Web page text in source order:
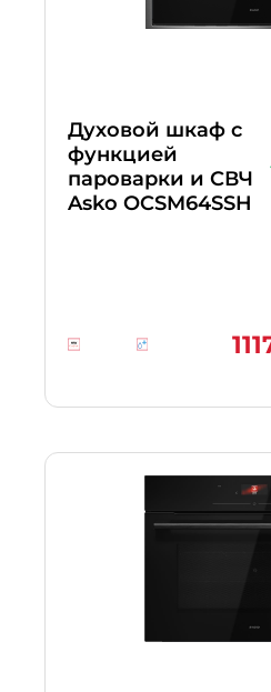
Духовой шкаф с
функцией
пароварки и СВЧ
Asko OCSM64SSH